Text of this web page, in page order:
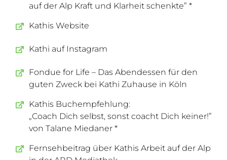
auf der Alp Kraft und Klarheit schenkte” *
Kathis Website
Kathi auf Instagram
Fondue for Life – Das Abendessen für den
guten Zweck bei Kathi Zuhause in Köln
Kathis Buchempfehlung:
„Coach Dich selbst, sonst coacht Dich keiner!”
von Talane Miedaner *
Fernsehbeitrag über Kathis Arbeit auf der Alp